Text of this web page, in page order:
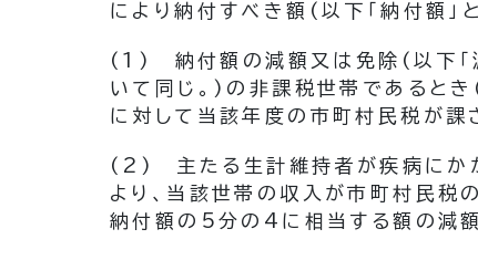
により納付すべき額 (以下「納付額」
(1) 納付額の減額又は免除 (以下「
いて同じ。) の非課税世帯であるとき
に対して当該年度の市町村民税が課
(2)
主たる生計維持者が疾病にか
より、当該世帯の収入が市町村民税
納付額の5分の4に相当する額の減額